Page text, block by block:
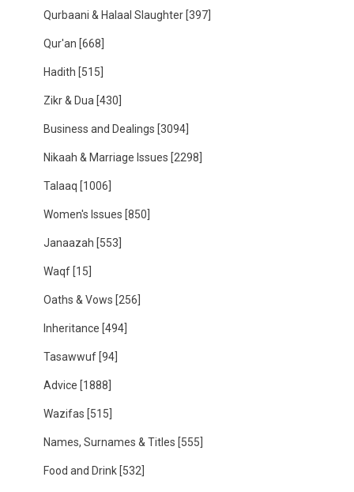
Qurbaani & Halaal Slaughter [397]
Qur'an [668]
Hadith [515]
Zikr & Dua [430]
Business and Dealings [3094]
Nikaah & Marriage Issues [2298]
Talaaq [1006]
Women's Issues [850]
Janaazah [553]
Waqf [15]
Oaths & Vows [256]
Inheritance [494]
Tasawwuf [94]
Advice [1888]
Wazifas [515]
Names, Surnames & Titles [555]
Food and Drink [532]